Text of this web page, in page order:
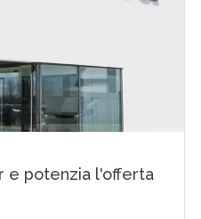
e potenzia l'offerta